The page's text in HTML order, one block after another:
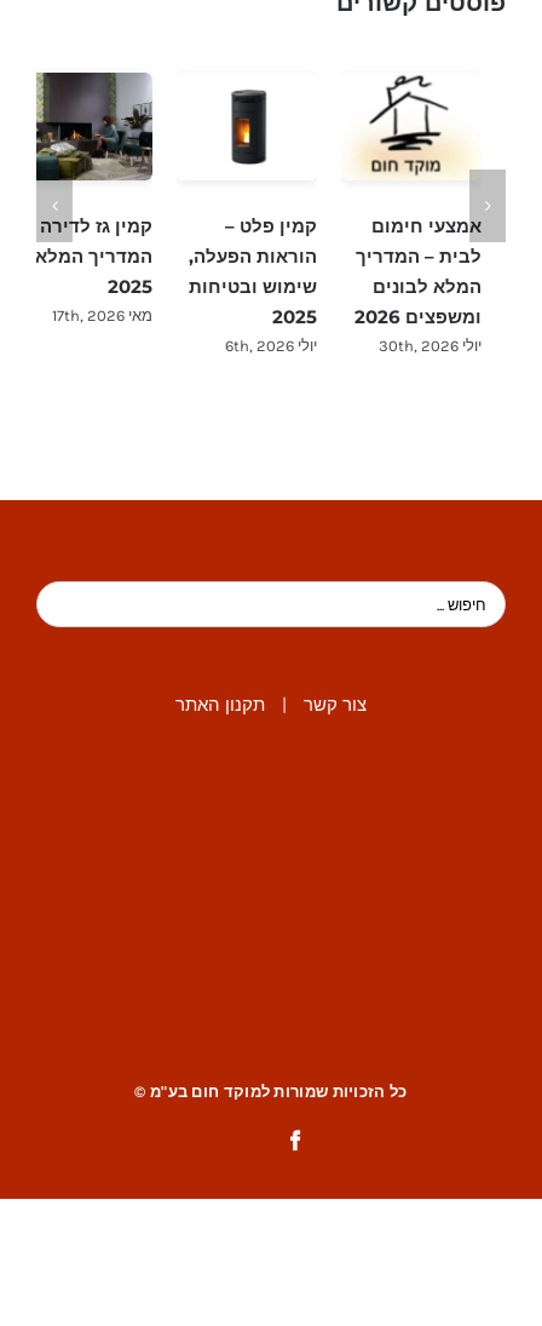
אמצעי חימום
לבית – המדריך
המלא לבונים
ומשפצים 2026
יולי 30th, 2026
קמין פלט –
הוראות הפעלה,
שימוש ובטיחות
2025
יולי 6th, 2026
קמין גז לדירה –
המדריך המלא
2025
מאי 17th, 2026
צור קשר | תקנון האתר
כל הזכויות שמורות למוקד חום בע"מ ©
Facebook